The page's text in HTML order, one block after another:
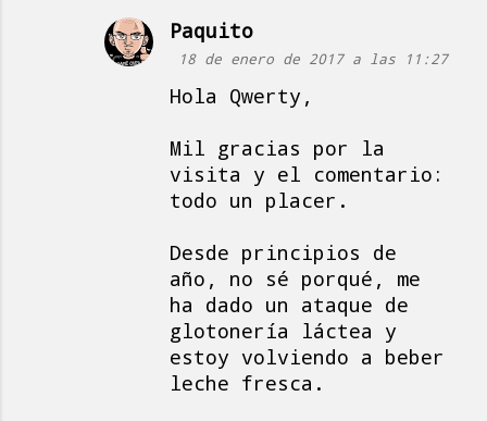
Paquito
18 de enero de 2017 a las 11:27
Hola Qwerty,
Mil gracias por la
visita y el comentario:
todo un placer.
Desde principios de
año, no sé porqué, me
ha dado un ataque de
glotonería láctea y
estoy volviendo a beber
leche fresca.